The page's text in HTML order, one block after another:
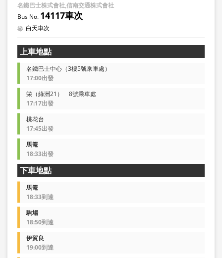
名鐵巴士株式會社,信南交通株式會社
14117車次
白天車次
上車地點
名鐵巴士中心（3樓5號乘車處）
17:00出發
栄（綠洲21） 8號乘車處
17:17出發
桃花台
17:45出發
馬篭
18:33出發
下車地點
馬篭
18:33到達
駒場
18:50到達
伊賀良
19:00到達